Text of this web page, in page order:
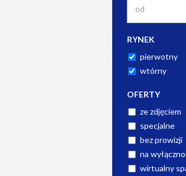
RYNEK
pierwotny
wtórny
OFERTY
ze zdjęciem
specjalne
bez prowizji
na
wirtualny